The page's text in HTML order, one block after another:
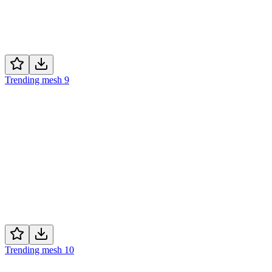
Trending mesh 9
Trending mesh 10